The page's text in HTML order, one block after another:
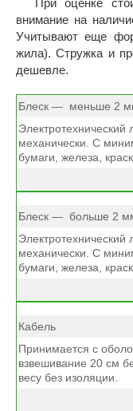
При оценке
внимание на
Учитывают еще
жила). Стружка и
дешевле.
Блеск — меньше 2
механически. С
бумаги, железа,
Блеск — больше 2
механически. С
бумаги, железа,
Кабель
Принимается с
взвешивание 20 см
весу без изоляции.